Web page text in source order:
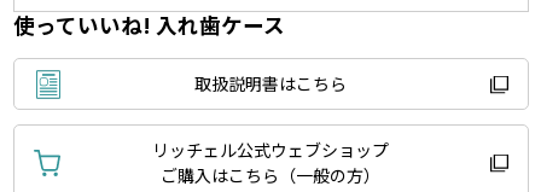
使っていいね! 入れ歯ケース
取扱説明書はこちら
リッチェル公式ウェブショップ
ご購入はこちら（一般の方）